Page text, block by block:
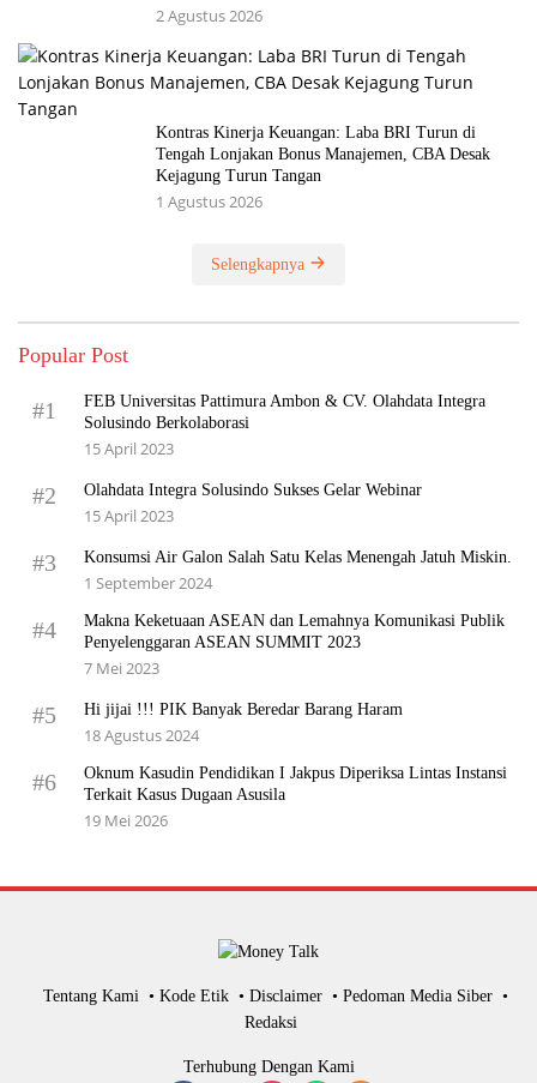
2 Agustus 2026
Kontras Kinerja Keuangan: Laba BRI Turun di
Tengah Lonjakan Bonus Manajemen, CBA Desak
Kejagung Turun Tangan
1 Agustus 2026
Selengkapnya
Popular Post
#1
FEB Universitas Pattimura Ambon & CV. Olahdata Integra
Solusindo Berkolaborasi
15 April 2023
#2 Olahdata Integra Solusindo Sukses Gelar Webinar
15 April 2023
#3 Konsumsi Air Galon Salah Satu Kelas Menengah Jatuh Miskin.
1 September 2024
#4
Makna Keketuaan ASEAN dan Lemahnya Komunikasi Publik
Penyelenggaran ASEAN SUMMIT 2023
7 Mei 2023
#5 Hi jijai !!! PIK Banyak Beredar Barang Haram
18 Agustus 2024
#6
Oknum Kasudin Pendidikan I Jakpus Diperiksa Lintas Instansi
Terkait Kasus Dugaan Asusila
19 Mei 2026
Tentang Kami Kode Etik Disclaimer
Pedoman Media Siber
Redaksi
Terhubung Dengan Kami